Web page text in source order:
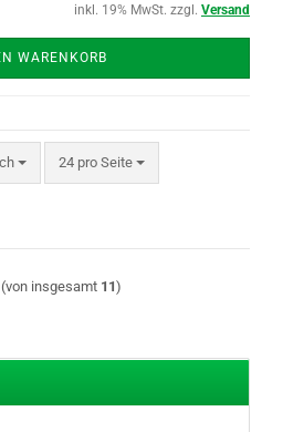
inkl. 19% MwSt. zzgl. Versand
WARENKORB
24 pro Seite
pro Seite
(von insgesamt 11)